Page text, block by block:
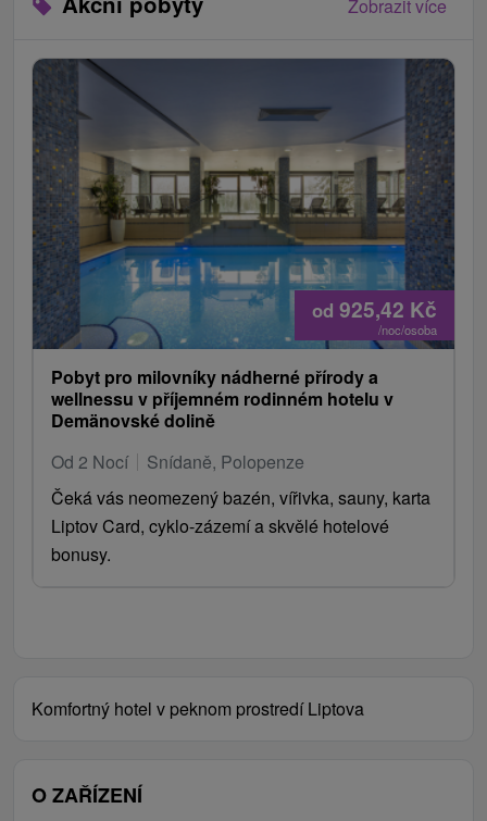
Zobrazit více
od 925,42 Kč
/noc/osoba
Pobyt pro milovníky nádherné přírody a
wellnessu v příjemném rodinném hotelu v
Demänovské dolině
Od 2 Nocí
Snídaně, Polopenze
Čeká vás neomezený bazén, vířivka, sauny, karta
Liptov Card, cyklo-zázemí a skvělé hotelové
bonusy.
Komfortný hotel v peknom prostredí Liptova
O ZAŘÍZENÍ